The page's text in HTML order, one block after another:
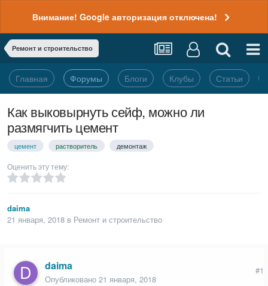
Внимание! Google авторизация отключена!
Ремонт и строительство
Главная Форумы Блоги Клубы Статьи
Как выковырнуть сейф, можно ли
размягчить цемент
цемент растворитель демонтаж
Оценить эту тему:
daima
21 января, 2018 в Ремонт и строительство
daima
Опубликовано 21 января, 2018
#1